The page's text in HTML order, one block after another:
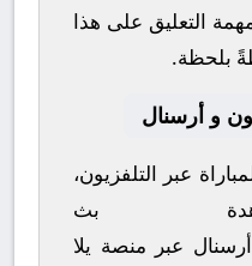
التعليق على هذا
بلحظة.
و أرسنال
عبر التلفزيون،
بث
أرسنال عبر منصة يلا